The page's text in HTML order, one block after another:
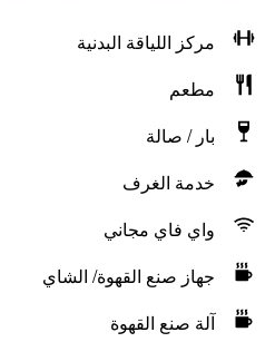
مركز اللياقة البدنية
مطعم
بار / صالة
خدمة الغرف
واي فاي مجاني
جهاز صنع القهوة/ الشاي
آلة صنع القهوة